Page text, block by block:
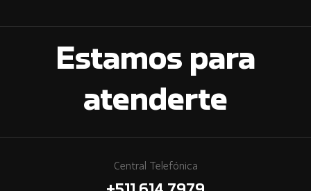
Estamos para
atenderte
Central Telefónica